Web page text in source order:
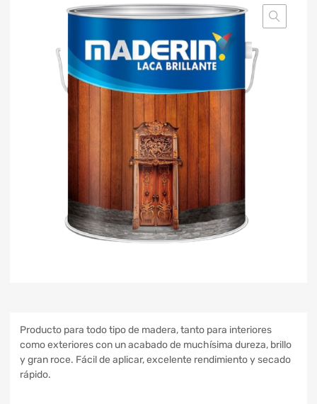
Producto para todo tipo de madera, tanto para interiores
como exteriores con un acabado de muchísima dureza, brillo
y gran roce. Fácil de aplicar, excelente rendimiento y secado
rápido.